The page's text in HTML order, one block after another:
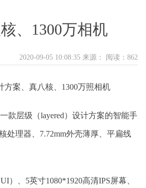
、1300万相机
2020-09-05 10:08:35 来源： 阅读：862
方案、真八核、1300万照相机
款层级（layered）设计方案的智能手
处理器、7.72mm外壳薄厚、平扁线
）、5英寸1080*1920高清IPS屏幕、